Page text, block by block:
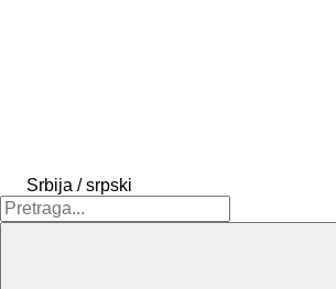
Srbija / srpski